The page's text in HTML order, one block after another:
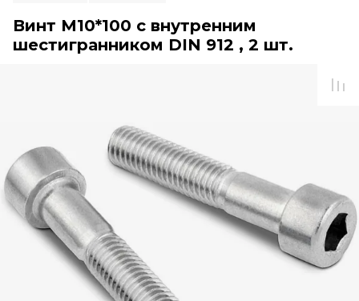
Винт М10*100 с внутренним
шестигранником DIN 912 , 2 шт.